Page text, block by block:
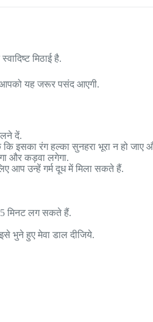
मिठाई है.
आपको यह जरूर पसंद आएगी.
दें.
इसका रंग हल्का सुनहरा भूरा न हो
और कड़वा लगेगा.
आप उन्हें गर्म दूध में मिला सकते हैं.
मिनट लग सकते हैं.
भुने हुए मेवा डाल दीजिये.